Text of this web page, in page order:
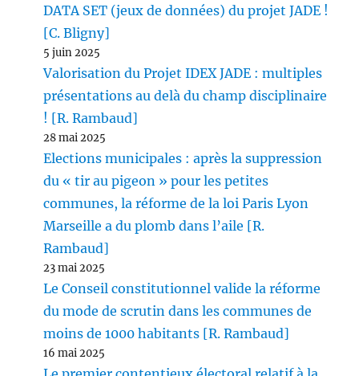
DATA SET (jeux de données) du projet JADE !
[C. Bligny]
5 juin 2025
Valorisation du Projet IDEX JADE : multiples
présentations au delà du champ disciplinaire
! [R. Rambaud]
28 mai 2025
Elections municipales : après la suppression
du « tir au pigeon » pour les petites
communes, la réforme de la loi Paris Lyon
Marseille a du plomb dans l’aile [R.
Rambaud]
23 mai 2025
Le Conseil constitutionnel valide la réforme
du mode de scrutin dans les communes de
moins de 1000 habitants [R. Rambaud]
16 mai 2025